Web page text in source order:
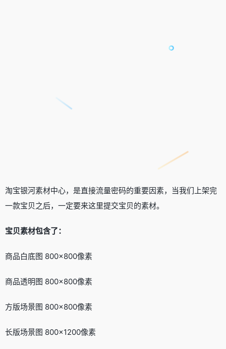
淘宝银河素材中心，是直接流量密码的重要因素，当我们上架完
一款宝贝之后，一定要来这里提交宝贝的素材。
宝贝素材包含了：
商品白底图 800×800像素
商品透明图 800×800像素
方版场景图 800×800像素
长版场景图 800×1200像素